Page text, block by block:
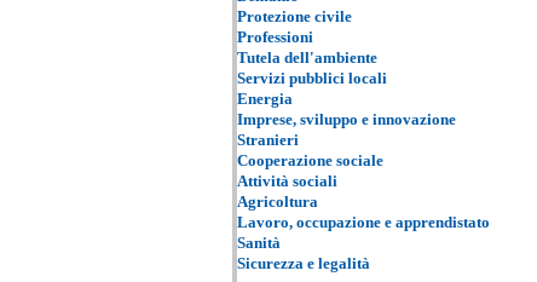
Protezione civile
Professioni
Tutela dell'ambiente
Servizi pubblici locali
Energia
Imprese, sviluppo e innovazione
Stranieri
Cooperazione sociale
Attività sociali
Agricoltura
Lavoro, occupazione e apprendistato
Sanità
Sicurezza e legalità